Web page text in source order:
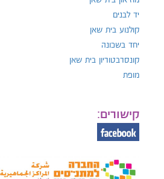
יד לבנים
קולנוע בית שאן
יחד בשכונה
קונסרבטוריון בית שאן
מופת
קישורים: